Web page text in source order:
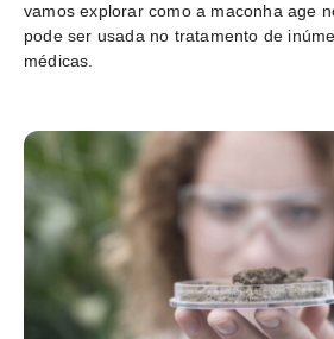
vamos explorar como a maconha age
pode ser usada no tratamento de
médicas.